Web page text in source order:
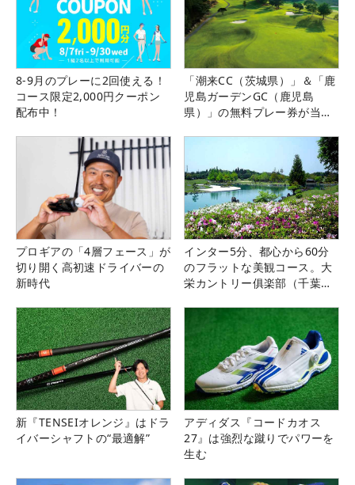
8-9月のプレーに2回使える！
コース限定2,000円クーポン
配布中！
「潮来CC（茨城県）」＆「鹿
児島ガーデンGC（鹿児島
県）」の無料プレー券が当た
プロギアの「4層フェース」が
切り開く高初速ドライバーの
新時代
インター5分、都心から60分
のフラットな美観コース。大
栄カントリー俱楽部（千葉
新『TENSEIオレンジ』はドラ
イバーシャフトの“最適解”
アディダス『コードカオス
27』は強烈な蹴りでパワーを
生む